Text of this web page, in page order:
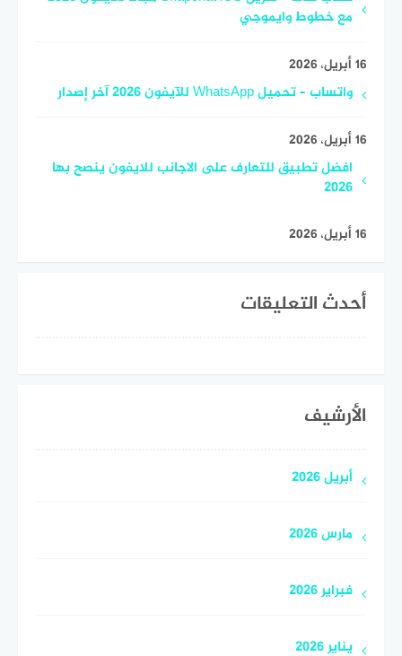
مع خطوط وايموجي
16 أبريل، 2026
واتساب – تحميل WhatsApp للآيفون 2026 آخر إصدار
16 أبريل، 2026
افضل تطبيق للتعارف على الاجانب للايفون ينصح بها
2026
16 أبريل، 2026
أحدث التعليقات
الأرشيف
أبريل 2026
مارس 2026
فبراير 2026
يناير 2026